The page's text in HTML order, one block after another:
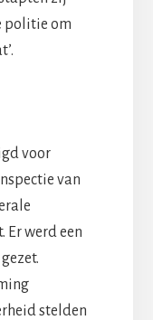
politie om
voor
van
werd een
stelden